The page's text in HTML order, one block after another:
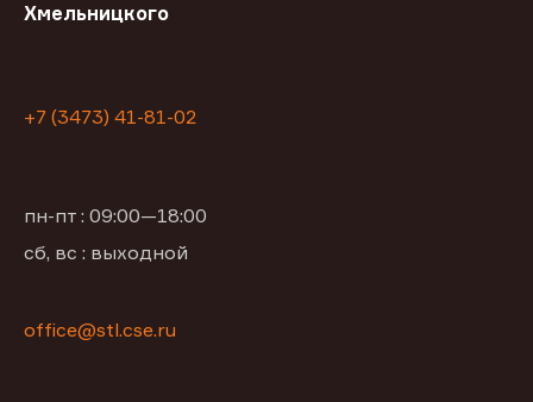
Хмельницкого
+7 (3473) 41-81-02
пн-пт : 09:00—18:00
сб, вс : выходной
office@stl.cse.ru